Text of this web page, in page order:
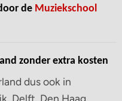
de Muziekschool
zonder extra kosten
dus ook in